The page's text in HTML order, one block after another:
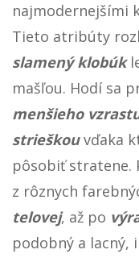
najmodernejšími
Tieto atribúty
slamený klobúk
mašľou. Hodí sa
menšieho
strieškouvďaka
pôsobiť stratene.
z rôznych
telovej, až po
podobný a lacný,